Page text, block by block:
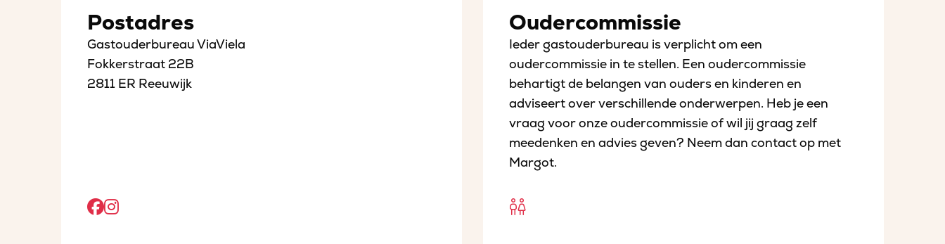
Postadres
Gastouderbureau ViaViela
Fokkerstraat 22B
2811 ER Reeuwijk
Open
Open
Oudercommissie
Ieder gastouderbureau is verplicht om een
oudercommissie in te stellen. Een oudercommissie
behartigt de belangen van ouders en kinderen en
adviseert over verschillende onderwerpen. Heb je een
vraag voor onze oudercommissie of wil jij graag zelf
meedenken en advies geven? Neem dan contact op met
Margot.
Open